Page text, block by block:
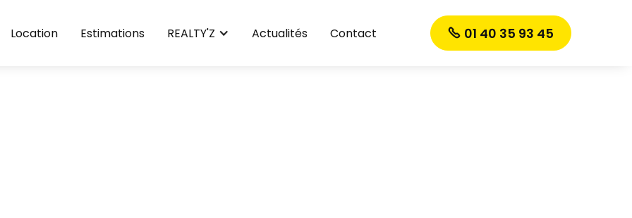
Location Estimations REALTY'Z Actualités Contact  01 40 35 93 45